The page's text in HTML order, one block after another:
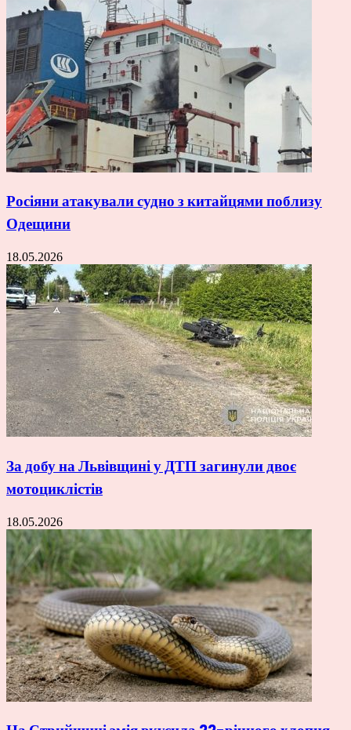
Росіяни атакували судно з китайцями поблизу
Одещини
18.05.2026
За добу на Львівщині у ДТП загинули двоє
мотоциклістів
18.05.2026